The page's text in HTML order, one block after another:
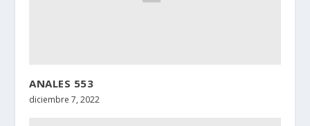
ANALES 553
diciembre 7, 2022